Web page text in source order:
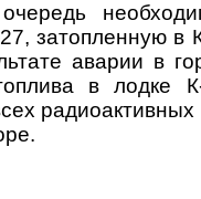
затопленную в
аварии в
в лодке